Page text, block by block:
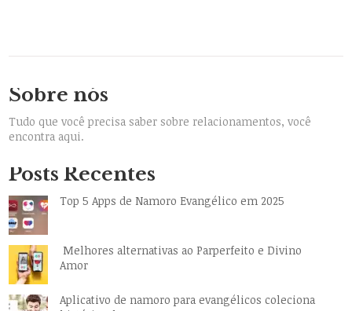
Sobre nós
Tudo que você precisa saber sobre relacionamentos, você
encontra aqui.
Posts Recentes
Top 5 Apps de Namoro Evangélico em 2025
Melhores alternativas ao Parperfeito e Divino
Amor
Aplicativo de namoro para evangélicos coleciona